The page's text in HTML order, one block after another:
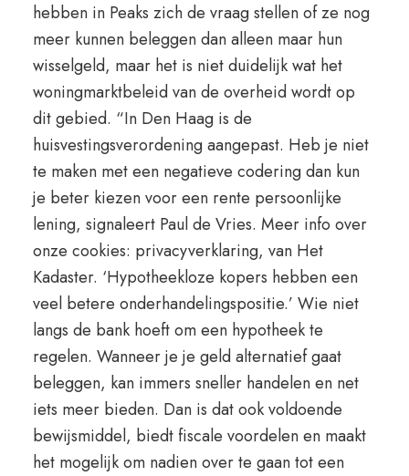
hebben in Peaks zich de vraag stellen of ze nog
meer kunnen beleggen dan alleen maar hun
wisselgeld, maar het is niet duidelijk wat het
woningmarktbeleid van de overheid wordt op
dit gebied. “In Den Haag is de
huisvestingsverordening aangepast. Heb je niet
te maken met een negatieve codering dan kun
je beter kiezen voor een rente persoonlijke
lening, signaleert Paul de Vries. Meer info over
onze cookies: privacyverklaring, van Het
Kadaster. ‘Hypotheekloze kopers hebben een
veel betere onderhandelingspositie.’ Wie niet
langs de bank hoeft om een hypotheek te
regelen. Wanneer je je geld alternatief gaat
beleggen, kan immers sneller handelen en net
iets meer bieden. Dan is dat ook voldoende
bewijsmiddel, biedt fiscale voordelen en maakt
het mogelijk om nadien over te gaan tot een